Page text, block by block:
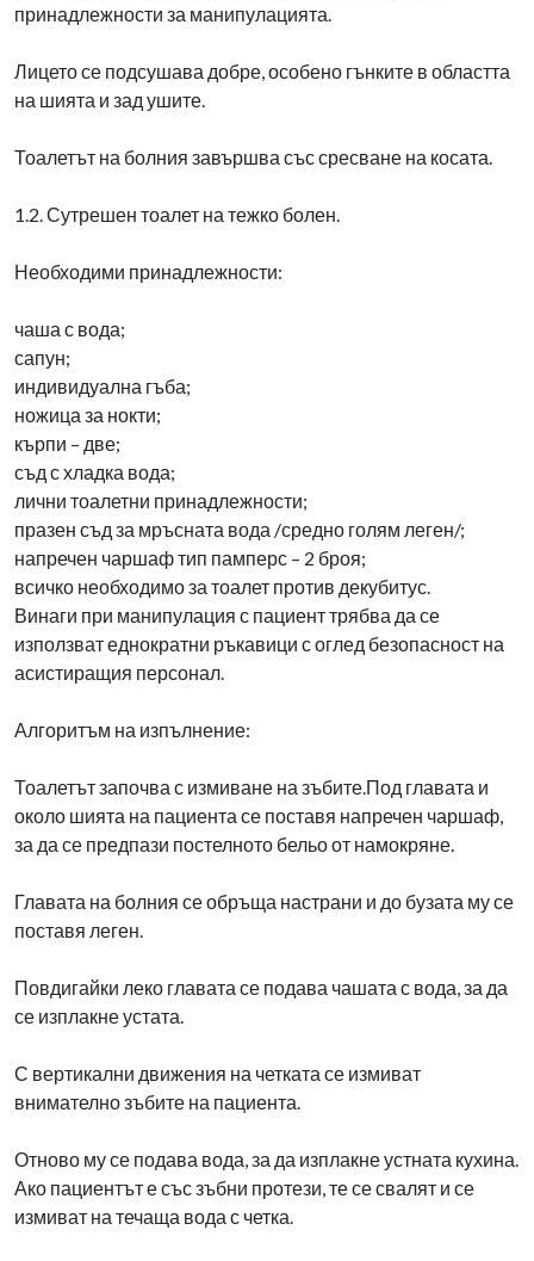
принадлежности за манипулацията.
Лицето се подсушава добре, особено гънките в областта
на шията и зад ушите.
Тоалетът на болния завършва със сресване на косата.
1.2. Сутрешен тоалет на тежко болен.
Необходими принадлежности:
чаша с вода;
сапун;
индивидуална гъба;
ножица за нокти;
кърпи – две;
съд с хладка вода;
лични тоалетни принадлежности;
празен съд за мръсната вода /средно голям леген/;
напречен чаршаф тип памперс – 2 броя;
всичко необходимо за тоалет против декубитус.
Винаги при манипулация с пациент трябва да се
използват еднократни ръкавици с оглед безопасност на
асистиращия персонал.
Алгоритъм на изпълнение:
Тоалетът започва с измиване на зъбите.Под главата и
около шията на пациента се поставя напречен чаршаф,
за да се предпази постелното бельо от намокряне.
Главата на болния се обръща настрани и до бузата му се
поставя леген.
Повдигайки леко главата се подава чашата с вода, за да
се изплакне устата.
С вертикални движения на четката се измиват
внимателно зъбите на пациента.
Отново му се подава вода, за да изплакне устната кухина.
Ако пациентът е със зъбни протези, те се свалят и се
измиват на течаща вода с четка.